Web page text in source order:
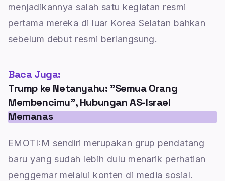
menjadikannya salah satu kegiatan resmi
pertama mereka di luar Korea Selatan bahkan
sebelum debut resmi berlangsung.
Baca Juga:
Trump ke Netanyahu: "Semua Orang
Membencimu", Hubungan AS-Israel
Memanas
EMOTI:M sendiri merupakan grup pendatang
baru yang sudah lebih dulu menarik perhatian
penggemar melalui konten di media sosial.